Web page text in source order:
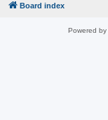
Board index
Powered by